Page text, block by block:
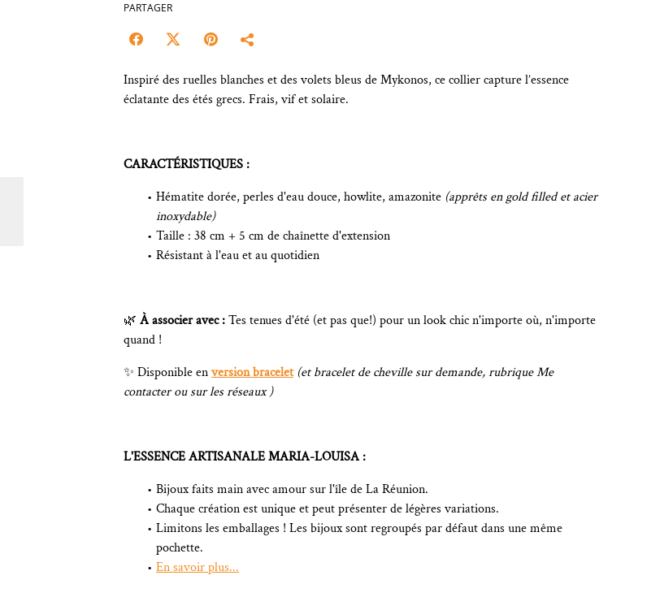
PARTAGER
Inspiré des ruelles blanches et des volets bleus de Mykonos, ce collier capture l’essence
éclatante des étés grecs. Frais, vif et solaire.
CARACTÉRISTIQUES :
Hématite dorée, perles d'eau douce, howlite, amazonite (apprêts en gold filled et acier
inoxydable)
Taille : 38 cm + 5 cm de chaînette d'extension
Résistant à l'eau et au quotidien
🌿 À associer avec :Tes tenues d'été (et pas que!) pour un look chic n'importe où, n'importe
quand !
✨ Disponible enversion bracelet (et bracelet de cheville sur demande, rubrique Me
contacter ou sur les réseaux )
L'ESSENCE ARTISANALE MARIA-LOUISA :
Bijoux faits main avec amour sur l'île de La Réunion.
Chaque création est unique et peut présenter de légères variations.
Limitons les emballages ! Les bijoux sont regroupés par défaut dans une même
pochette.
En savoir plus...